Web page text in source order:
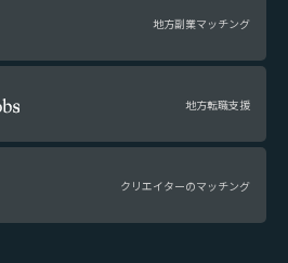
地方副業マッチング
地方転職支援
クリエイターのマッチング